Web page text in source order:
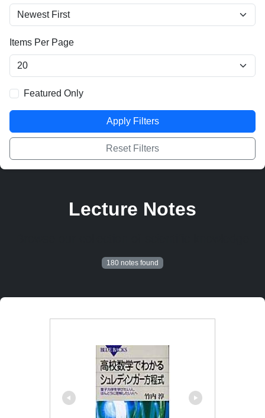
Items Per Page
Featured Only
Apply Filters
Reset Filters
Lecture Notes
180 notes found